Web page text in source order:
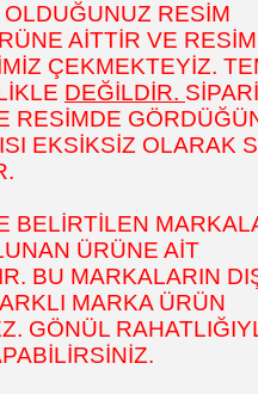
RESİM
AİTTİR VE
ÇEKMEKTEYİZ.
DEĞİLDİR.
RESİMDE
EKSİKSİZ OLARAK
BELİRTİLEN
ÜRÜNE AİT
BU MARKALARIN
MARKA ÜRÜN
GÖNÜL